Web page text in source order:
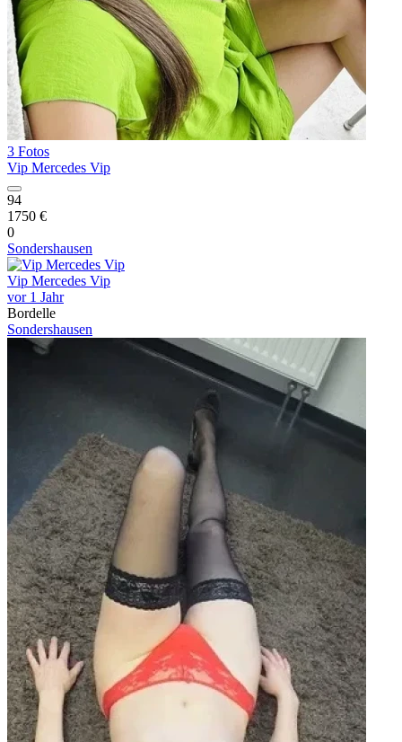
3 Fotos
Vip Mercedes Vip
94
1750 €
0
Sondershausen
Vip Mercedes Vip
vor 1 Jahr
Bordelle
Sondershausen